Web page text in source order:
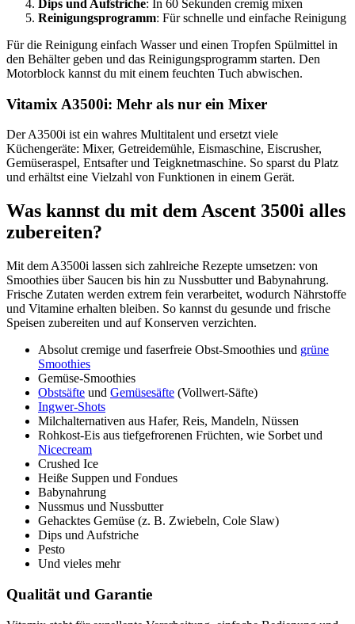
Dips und Aufstriche: In 60 Sekunden cremig mixen
Reinigungsprogramm: Für schnelle und einfache Reinigung
Für die Reinigung einfach Wasser und einen Tropfen Spülmittel in
den Behälter geben und das Reinigungsprogramm starten. Den
Motorblock kannst du mit einem feuchten Tuch abwischen.
Vitamix A3500i: Mehr als nur ein Mixer
Der A3500i ist ein wahres Multitalent und ersetzt viele
Küchengeräte: Mixer, Getreidemühle, Eismaschine, Eiscrusher,
Gemüseraspel, Entsafter und Teigknetmaschine. So sparst du Platz
und erhältst eine Vielzahl von Funktionen in einem Gerät.
Was kannst du mit dem Ascent 3500i alles
zubereiten?
Mit dem A3500i lassen sich zahlreiche Rezepte umsetzen: von
Smoothies über Saucen bis hin zu Nussbutter und Babynahrung.
Frische Zutaten werden extrem fein verarbeitet, wodurch Nährstoffe
und Vitamine erhalten bleiben. So kannst du gesunde und frische
Speisen zubereiten und auf Konserven verzichten.
Absolut cremige und faserfreie Obst-Smoothies und grüne
Smoothies
Gemüse-Smoothies
Obstsäfte und Gemüsesäfte (Vollwert-Säfte)
Ingwer-Shots
Milchalternativen aus Hafer, Reis, Mandeln, Nüssen
Rohkost-Eis aus tiefgefrorenen Früchten, wie Sorbet und
Nicecream
Crushed Ice
Heiße Suppen und Fondues
Babynahrung
Nussmus und Nussbutter
Gehacktes Gemüse (z. B. Zwiebeln, Cole Slaw)
Dips und Aufstriche
Pesto
Und vieles mehr
Qualität und Garantie